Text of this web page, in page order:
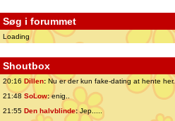
Søg i forummet
Loading
Shoutbox
20:16 Dillen: Nu er der kun fake-dating at hente her.
21:48 SoLow:enig..
21:55 Den halvblinde:Jep.....